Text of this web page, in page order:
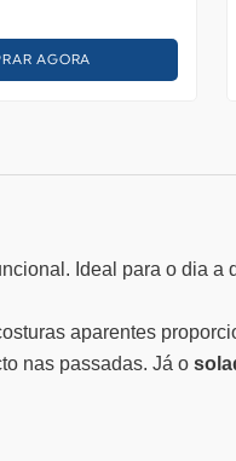
AGORA
Ideal para o dia a
aparentes
nas passadas. Já o